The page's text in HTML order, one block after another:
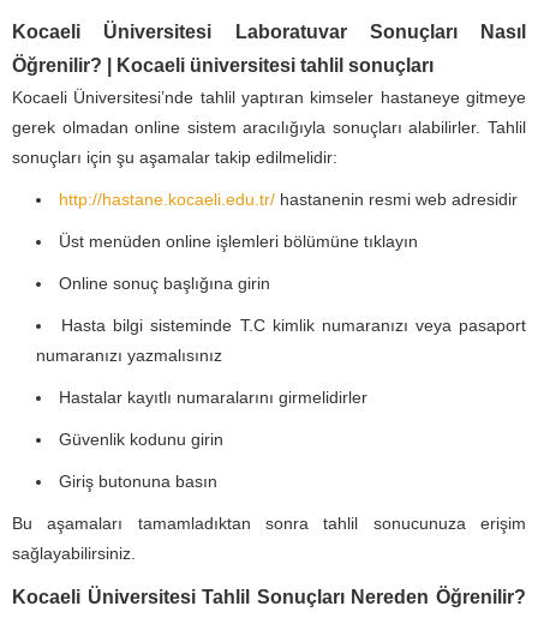
Kocaeli Üniversitesi Laboratuvar Sonuçları Nasıl
Öğrenilir? | Kocaeli üniversitesi tahlil sonuçları
Kocaeli Üniversitesi’nde tahlil yaptıran kimseler hastaneye gitmeye
gerek olmadan online sistem aracılığıyla sonuçları alabilirler. Tahlil
sonuçları için şu aşamalar takip edilmelidir:
http://hastane.kocaeli.edu.tr/ hastanenin resmi web adresidir
Üst menüden online işlemleri bölümüne tıklayın
Online sonuç başlığına girin
Hasta bilgi sisteminde T.C kimlik numaranızı veya pasaport
numaranızı yazmalısınız
Hastalar kayıtlı numaralarını girmelidirler
Güvenlik kodunu girin
Giriş butonuna basın
Bu aşamaları tamamladıktan sonra tahlil sonucunuza erişim
sağlayabilirsiniz.
Kocaeli Üniversitesi Tahlil Sonuçları Nereden Öğrenilir?